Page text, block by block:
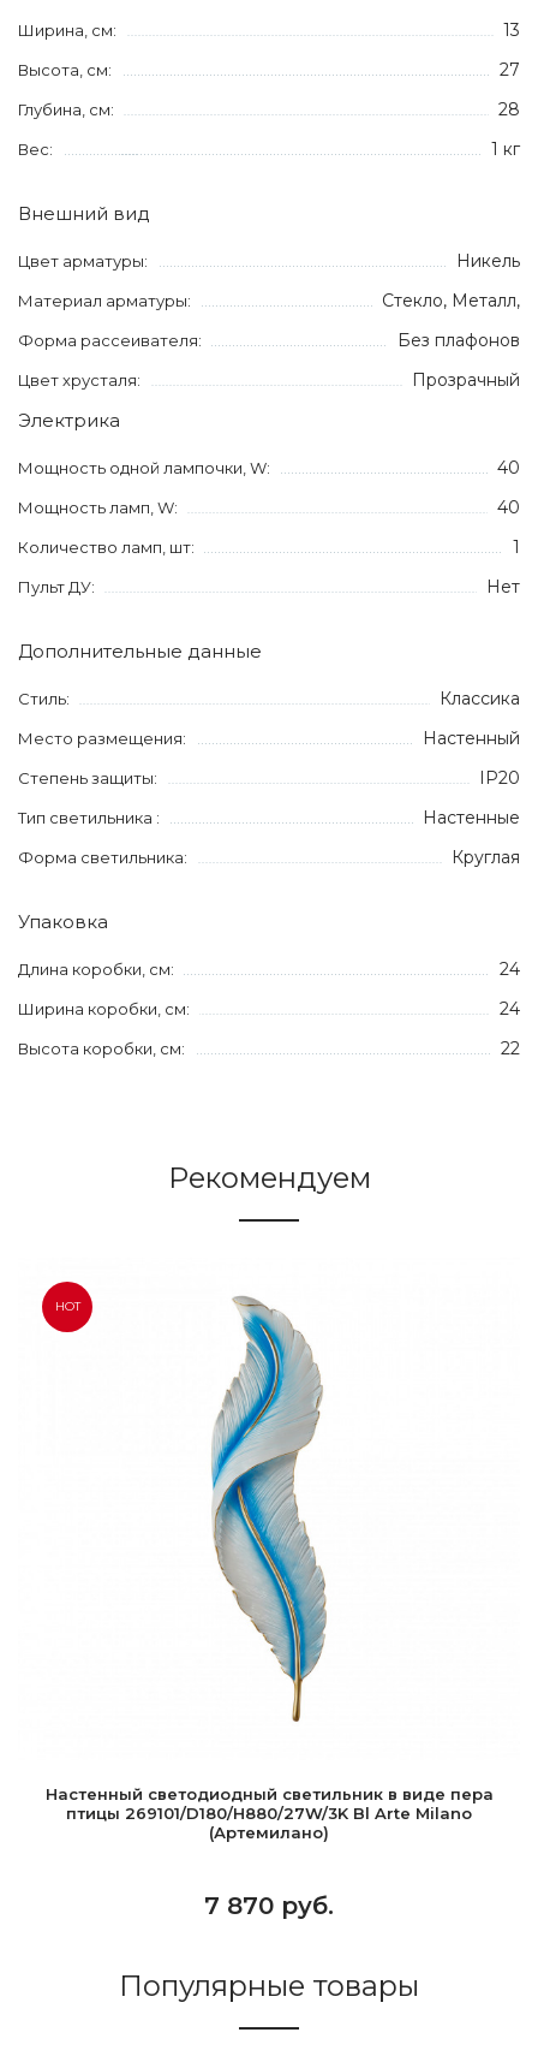
Ширина, см: 13
Высота, см: 27
Глубина, см: 28
Вес: 1 кг
Внешний вид
Цвет арматуры: Никель
Материал арматуры: Стекло, Металл,
Форма рассеивателя: Без плафонов
Цвет хрусталя: Прозрачный
Электрика
Мощность одной лампочки, W: 40
Мощность ламп, W: 40
Количество ламп, шт: 1
Пульт ДУ: Нет
Дополнительные данные
Стиль: Классика
Место размещения: Настенный
Степень защиты: IP20
Тип светильника : Настенные
Форма светильника: Круглая
Упаковка
Длина коробки, см: 24
Ширина коробки, см: 24
Высота коробки, см: 22
Рекомендуем
HOT
Настенный светодиодный светильник в виде пера
птицы 269101/D180/H880/27W/3K Bl Arte Milano
(Артемилано)
7 870 руб.
Популярные товары